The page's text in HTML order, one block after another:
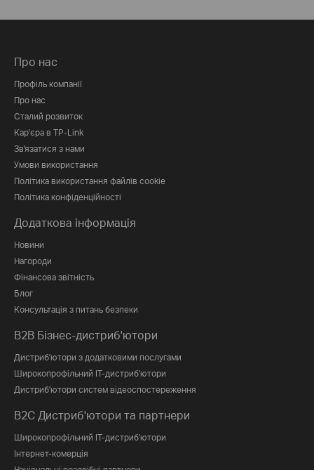
Про нас
Профіль компанії
Про нас
Сталий розвиток
Кар'єра в TP-Link
Зв'язатися з нами
Умови використання
Політика використання файлів cookie
Політика конфіденційності
Додаткова інформація
Новини
Нагороди
Фінансова звітність
Блог
Консультація з питань безпеки
B2B Бізнес-дистриб'ютори
Дистриб'ютори з додатковими послугами
Широкопрофільний IT-дистриб'ютори
Дистриб'ютори систем відеоспостереження
B2C Дистриб'ютори та партнери
Широкопрофільний IT-дистриб'ютори
Інтернет-комерція